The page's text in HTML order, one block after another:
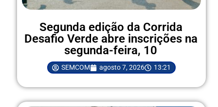
Segunda edição da Corrida
Desafio Verde abre inscrições na
segunda-feira, 10
SEMCOM agosto 7, 2026 13:21